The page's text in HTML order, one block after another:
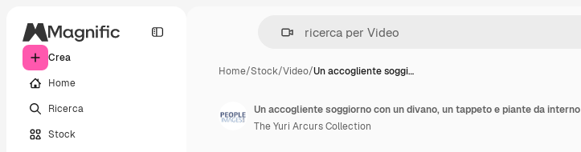
Crea
Home
Ricerca
Stock
Home/Stock/Video/Un accogliente soggi…
Un accogliente soggiorno con un divano, un tappeto e piante da interno
The Yuri Arcurs Collection